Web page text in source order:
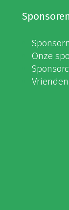
Sponsoren
Onze